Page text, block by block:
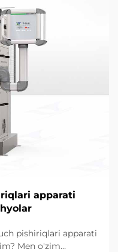
apparati
pishiriqlari apparati
Men o'zim